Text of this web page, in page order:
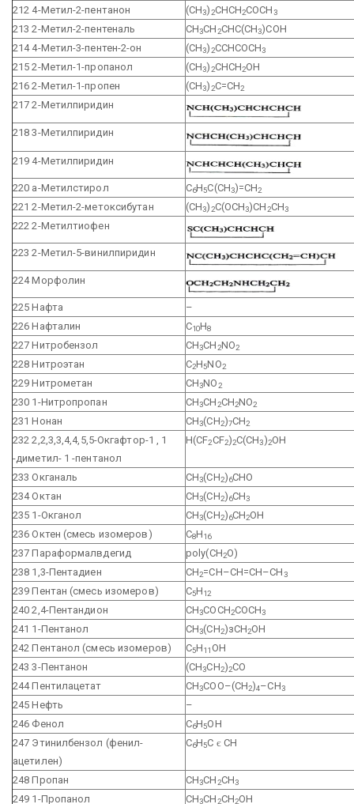
212 4-Метил-2-пентанон (СН3)2СНСН2СОСН3
213 2-Метил-2-пентеналь СН3СН2СНС(СН3)СОН
214 4-Метил-3-пентен-2-он
(СН3)2ССНСОСН3
215 2-Метил-1-пропанол (СН3)2СНСН2ОН
216 2-Метил-1-пропен
(СН3)2С=СН2
217 2-Метилпиридин
218 3-Метилпиридин
219 4-Метилпиридин
220 а-Метилстирол С6Н5С(СН3)=СН2
221 2-Метил-2-метоксибутан (СН3)2С(ОСН3)СН2СН3
222 2-Метилтиофен
223 2-Метил-5-винилпиридин
224 Морфолин
225 Нафта
–
226 Нафталин
C10H8
227 Нитробензол CH3CH2NO2
228 Нитроэтан C2H5NО2
229 Нитрометан CH3NО2
230 1-Нитропропан CH3CH2CH2NО2
231 Нонан CH3(CH2)7CH2
232 2,2,3,3,4,4,5,5-Окгафтор-1 , 1
-диметил- 1 -пентанол
H(CF2CF2)2C(CH3)2OH
233 Окганаль CH3(CH2)6CHO
234 Октан
CH3(CH2)6CH3
235 1-Окганол CH3(CH2)6CH2OH
236 Октен (смесь изомеров)
C8H16
237 Параформалвдегид poly(CH2О)
238 1,3-Пентадиен
CH2=CH–CH=CH–CH3
239 Пентан (смесь изомеров) C5H12
240 2,4-Пентандион СН3СОСН2СОСН3
241 1-Пентанол СН3(СН2)зСН2ОН
242 Пентанол (смесь изомеров)
С5Н11ОН
243 3-Пентанон
(СН3СН2)2СО
244 Пентилацетат
СН3СОО–(СН2)4–СН3
245 Нефть
–
246 Фенол
С6Н5ОН
247 Этинилбензол (фенил-
ацетилен)
С6Н5С єСН
248 Пропан СН3СН2СН3
249 1-Пропанол СН3СН2СН2ОН